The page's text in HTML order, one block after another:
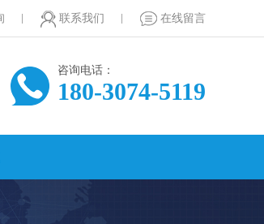
联系我们 在线留言
咨询电话：
180-3074-5119